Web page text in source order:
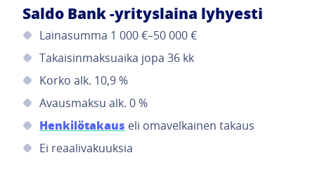
Saldo Bank -yrityslaina lyhyesti
Lainasumma 1 000 €–50 000 €
Takaisinmaksuaika jopa 36 kk
Korko alk. 10,9 %
Avausmaksu alk. 0 %
Henkilötakaus eli omavelkainen takaus
Ei reaalivakuuksia